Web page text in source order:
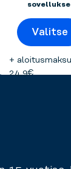
Valitse
+ aloitusmaksu
24,9€